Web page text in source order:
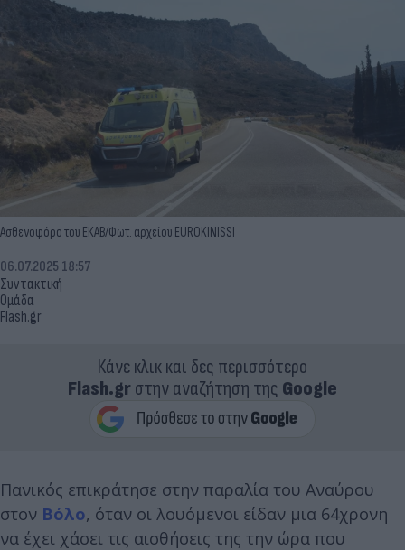
Ασθενοφόρο του ΕΚΑΒ/Φωτ. αρχείου EUROKINISSI
Συντακτική
Ομάδα
Flash.gr
06.07.2025 18:57
Κάνε κλικ και δες περισσότερο
Flash.grστην αναζήτηση της Google
Πανικός επικράτησε στην παραλία του Αναύρου
στον Βόλο, όταν οι λουόμενοι είδαν μια 64χρονη
να έχει χάσει τις αισθήσεις της την ώρα που